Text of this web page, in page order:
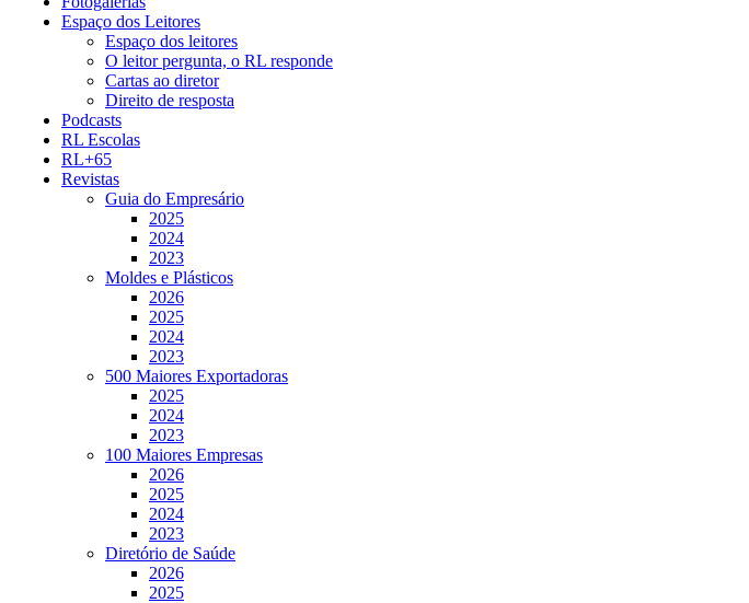
Espaço dos Leitores
Espaço dos leitores
O leitor pergunta, o RL responde
Cartas ao diretor
Direito de resposta
Podcasts
RL Escolas
RL+65
Revistas
Guia do Empresário
2025
2024
2023
Moldes e Plásticos
2026
2025
2024
2023
500 Maiores Exportadoras
2025
2024
2023
100 Maiores Empresas
2026
2025
2024
2023
Diretório de Saúde
2026
2025